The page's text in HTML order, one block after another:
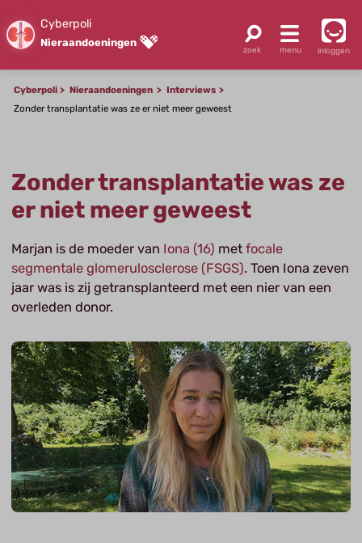
Cyberpoli
Nieraandoeningen
inloggen
Cyberpoli Nieraandoeningen
Interviews
Zonder transplantatie was ze er niet meer geweest
Zonder transplantatie was ze
er niet meer geweest
Marjan is de moeder van Iona (16) metfocale
segmentale glomerulosclerose (FSGS). Toen Iona zeven
jaar was is zij getransplanteerd met een nier van een
overleden donor.